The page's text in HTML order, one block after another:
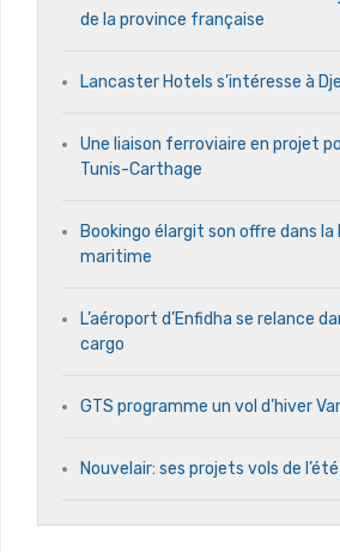
de la province française
Lancaster Hotels s’intéresse à
Une liaison ferroviaire en projet
Tunis-Carthage
Bookingo élargit son offre dans
maritime
L’aéroport d’Enfidha se relance
cargo
GTS programme un vol d’hiver
Nouvelair: ses projets vols de